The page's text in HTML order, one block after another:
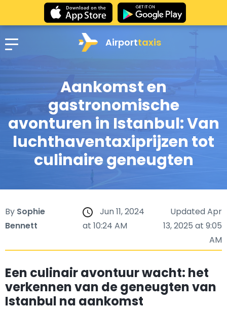
Airporttaxis
Aankomst en
gastronomische
avonturen in Istanbul: Van
luchthaventaxiprijzen tot
culinaire geneugten
By Sophie
Bennett
Jun 11, 2024
at 10:24 AM
Updated Apr
13, 2025 at 9:05
AM
Een culinair avontuur wacht: het
verkennen van de geneugten van
Istanbul na aankomst